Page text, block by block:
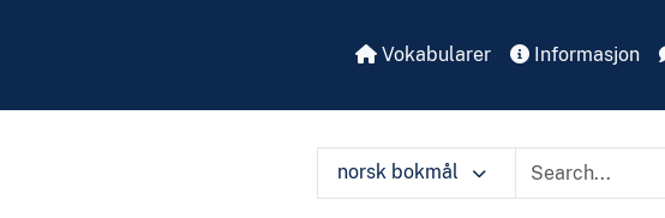
Vokabularer Informasjon
norsk bokmål